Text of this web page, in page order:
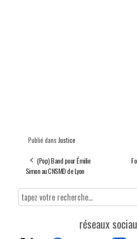
Publié dans Justice
(Pop) Band pour Émilie
Simon au CNSMD de Lyon
réseaux